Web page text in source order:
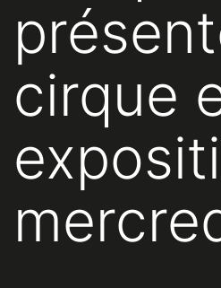
cirque